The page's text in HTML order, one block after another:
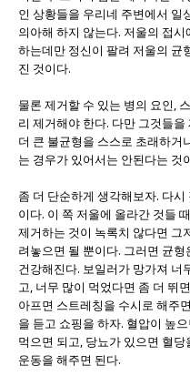
인 상황들을 우리네 주변에서 일
의아해 하지 않는다. 저울의 접
하는데만 정신이 팔려 저울의 균
진 것이다.
물론 제거할 수 있는 병의 요인,
리 제거해야 한다. 다만 그것들
더 큰 불균형을 스스로 초래하거
는 경우가 있어서는 안된다는 것
좀 더 단순하게 생각해보자. 다
이다. 이 쪽 저울에 올라간 것들
제거하는 것이 녹록치 않다면 그
려놓으면 될 뿐이다. 그러면 균
건강해진다. 보일러가 망가져 너
고, 너무 많이 먹었다면 좀 더 뛰
아프면 스트레칭을 수시로 해주
을 듣고 쇼핑을 하자. 혈압이 높
먹으면 되고, 당뇨가 있으면 혈
운동을 해주면 된다.